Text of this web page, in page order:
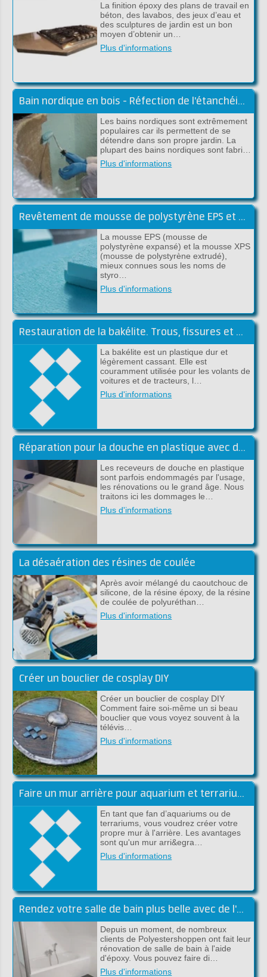
La finition époxy des plans de travail en
béton, des lavabos, des jeux d’eau et
des sculptures de jardin est un bon
moyen d’obtenir un…
Plus d'informations
Bain nordique en bois - Réfection de l'étanchéité avec du polyester ou de l'époxy
Les bains nordiques sont extrêmement
populaires car ils permettent de se
détendre dans son propre jardin. La
plupart des bains nordiques sont fabri…
Plus d'informations
Revêtement de mousse de polystyrène EPS et XPS
La mousse EPS (mousse de
polystyrène expansé) et la mousse XPS
(mousse de polystyrène extrudé),
mieux connues sous les noms de
styro…
Plus d'informations
Restauration de la bakélite. Trous, fissures et pièces manquantes
La bakélite est un plastique dur et
légèrement cassant. Elle est
couramment utilisée pour les volants de
voitures et de tracteurs, l…
Plus d'informations
Réparation pour la douche en plastique avec du polyester ou époxy
Les receveurs de douche en plastique
sont parfois endommagés par l'usage,
les rénovations ou le grand âge. Nous
traitons ici les dommages le…
Plus d'informations
La désaération des résines de coulée
Après avoir mélangé du caoutchouc de
silicone, de la résine époxy, de la résine
de coulée de polyuréthan…
Plus d'informations
Créer un bouclier de cosplay DIY
Créer un bouclier de cosplay DIY
Comment faire soi-même un si beau
bouclier que vous voyez souvent à la
télévis…
Plus d'informations
Faire un mur arrière pour aquarium et terrarium en époxy DIY
En tant que fan d’aquariums ou de
terrariums, vous voudrez créer votre
propre mur à l'arrière. Les avantages
sont qu'un mur arri&egra…
Plus d'informations
Rendez votre salle de bain plus belle avec de l'époxy
Depuis un moment, de nombreux
clients de Polyestershoppen ont fait leur
rénovation de salle de bain à l'aide
d'époxy. Vous pouvez faire di…
Plus d'informations